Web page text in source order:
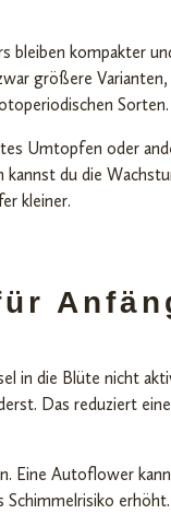
bleiben kompakter
größere
Sorten.
Umtopfen oder
du die
kleiner.
in die Blüte nicht
Das reduziert
Eine Autoflower